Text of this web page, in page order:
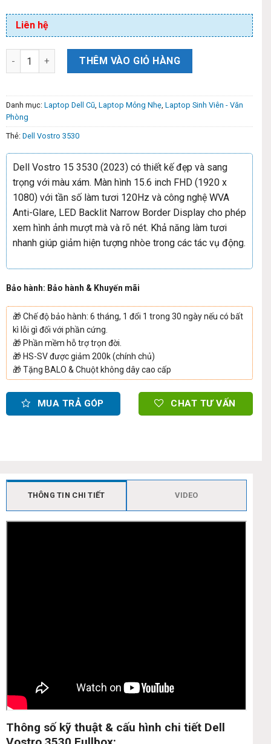
Liên hệ
THÊM VÀO GIỎ HÀNG
Danh mục: Laptop Dell Cũ Laptop Mỏng Nhẹ Laptop Sinh Viên - Văn
Phòng
Thẻ: Dell Vostro 3530
Dell Vostro 15 3530 (2023) có thiết kế đẹp và sang
trọng với màu xám. Màn hình 15.6 inch FHD (1920 x
1080) với tần số làm tươi 120Hz và công nghệ WVA
Anti-Glare, LED Backlit Narrow Border Display cho phép
xem hình ảnh mượt mà và rõ nét. Khả năng làm tươi
nhanh giúp giảm hiện tượng nhòe trong các tác vụ động.
Bảo hành: Bảo hành & Khuyến mãi
🎁Chế độ bảo hành: 6 tháng, 1 đổi 1 trong 30 ngày nếu có bất
kì lỗi gì đối với phần cứng.
🎁 Phần mềm hỗ trợ trọn đời.
🎁 HS-SV được giảm 200k (chính chủ)
🎁Tặng BALO & Chuột không dây cao cấp
MUA TRẢ GÓP CHAT TƯ VẤN
THÔNG TIN CHI TIẾT VIDEO
Thông số kỹ thuật & cấu hình chi tiết Dell